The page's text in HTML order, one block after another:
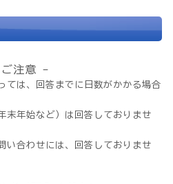
注意 -
ては、回答までに日数がかかる場合
末年始など）は回答しておりませ
い合わせには、回答しておりませ